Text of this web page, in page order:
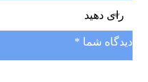
دیدگاه شما *